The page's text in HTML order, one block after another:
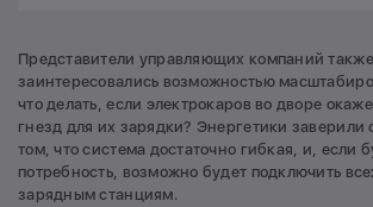
Представители управляющих компаний также
заинтересовались возможностью
что делать, если электрокаров во дворе
гнезд для их зарядки? Энергетики заверили
том, что система достаточно гибкая, и, если
потребность, возможно будет подключить
зарядным станциям.